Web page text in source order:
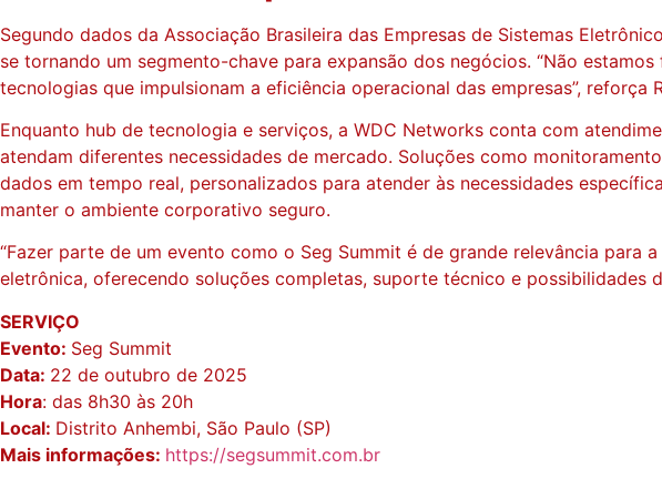
Segundo dados da Associação Brasileira das Empresas de Sistemas
se tornando um segmento-chave para expansão dos negócios. “Não
tecnologias que impulsionam a eficiência operacional das empresas”, reforça
Enquanto hub de tecnologia e serviços, a WDC Networks conta com
atendam diferentes necessidades de mercado. Soluções como
dados em tempo real, personalizados para atender às necessidades
manter o ambiente corporativo seguro.
“Fazer parte de um evento como o Seg Summit é de grande relevância
eletrônica, oferecendo soluções completas, suporte técnico e possibilidades
SERVIÇO
Evento: Seg Summit
Data: 22 de outubro de 2025
Hora: das 8h30 às 20h
Local: Distrito Anhembi, São Paulo (SP)
Mais informações: https://segsummit.com.br